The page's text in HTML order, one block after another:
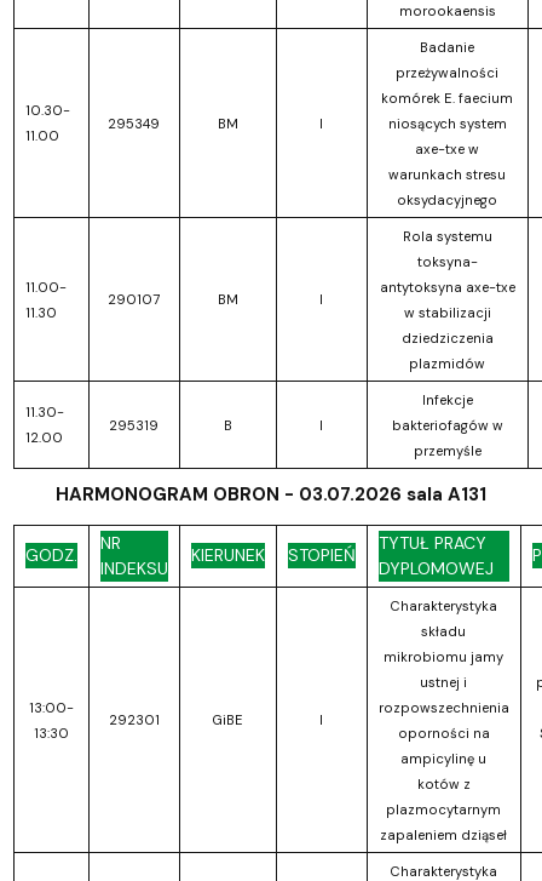
morookaensis
10.30-
11.00
295349 BM I
Badanie
przeżywalności
komórek E. faecium
niosących system
axe-txe w
warunkach stresu
oksydacyjnego
11.00-
11.30
290107 BM I
Rola systemu
toksyna-
antytoksyna axe-txe
w stabilizacji
dziedziczenia
plazmidów
11.30-
12.00
295319 B I
Infekcje
bakteriofagów w
przemyśle
HARMONOGRAM OBRON - 03.07.2026 sala A131
GODZ.
NR
INDEKSU
KIERUNEK STOPIEŃ
TYTUŁ PRACY
DYPLOMOWEJ
13:00-
13:30
292301 GiBE I
Charakterystyka
składu
mikrobiomu jamy
ustnej i
rozpowszechnienia
oporności na
ampicylinę u
kotów z
plazmocytarnym
zapaleniem dziąseł
Charakterystyka